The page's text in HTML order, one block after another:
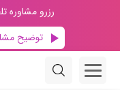
رزرو مشاوره
توضیح